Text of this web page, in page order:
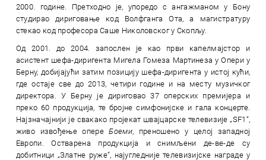
2000. године. Претходно је, упоредо с ангажманом у Бону
студирао дириговање код Волфганга Ота, а магистратуру
стекао код професора Саше Николовског у Скопљу.
Од 2001. до 2004. запослен је као први капелмајстор и
асистент шефа-диригента Мигела Гомеза Мартинеза у Опери у
Берну, добијајући затим позицију шефа-диригента у истој кући,
где остаје све до 2013, четири године и на месту музичког
директора. У Берну је дириговао 37 оперских премијера и
преко 60 продукција, те бројне симфонијске и гала концерте.
Најзначајнији је свакако пројекат швајцарске телевизије „SF1“,
живо извођење опереБоеми, преношено у целој западној
Европи. Остварена продукција и снимљени де-ве-де су
добитници „Златне руже“, најугледније телевизијске награде у